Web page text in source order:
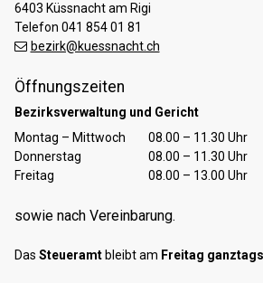
6403 Küssnacht am Rigi
Telefon 041 854 01 81
bezirk@kuessnacht.ch
Öffnungszeiten
Bezirksverwaltung und Gericht
TagÖffnungszeiten Vormittag
Montag – Mittwoch 08.00 – 11.30 Uhr
Donnerstag
08.00 – 11.30 Uhr
Freitag
08.00 – 13.00 Uhr
sowie nach Vereinbarung.
Das Steueramtbleibt am Freitag